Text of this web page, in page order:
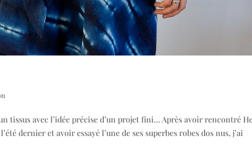
tissus avec l’idée précise d’un projet fini… Après avoir rencontré
dernier et avoir essayé l’une de ses superbes robes dos nus, j’ai